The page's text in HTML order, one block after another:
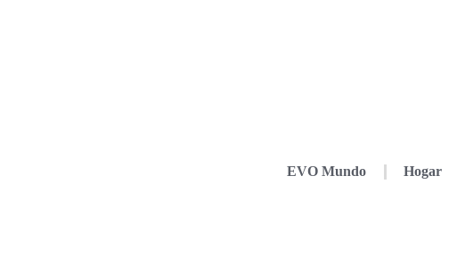
EVO Mundo Hogar